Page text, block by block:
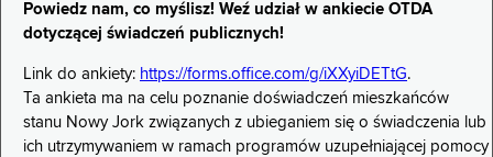
Powiedz nam, co myślisz! Weź udział w ankiecie OTDA
dotyczącej świadczeń publicznych!
Link do ankiety: https://forms.office.com/g/iXXyiDETtG.
Ta ankieta ma na celu poznanie doświadczeń mieszkańców
stanu Nowy Jork związanych z ubieganiem się o świadczenia lub
ich utrzymywaniem w ramach programów uzupełniającej pomocy